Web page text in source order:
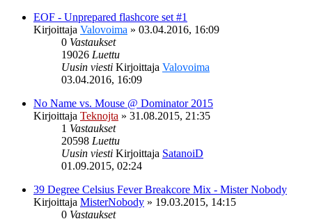
EOF - Unprepared flashcore set #1
Kirjoittaja Valovoima » 03.04.2016, 16:09
0 Vastaukset
19026 Luettu
Uusin viesti Kirjoittaja Valovoima
03.04.2016, 16:09
No Name vs. Mouse @ Dominator 2015
Kirjoittaja Teknojta » 31.08.2015, 21:35
1 Vastaukset
20598 Luettu
Uusin viesti Kirjoittaja SatanoiD
01.09.2015, 02:24
39 Degree Celsius Fever Breakcore Mix - Mister Nobody
Kirjoittaja MisterNobody » 19.03.2015, 14:15
0 Vastaukset